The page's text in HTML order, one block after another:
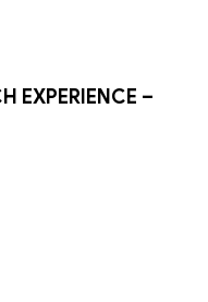
EXPERIENCE –